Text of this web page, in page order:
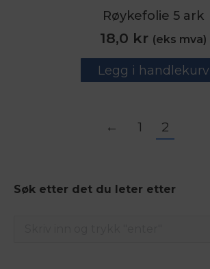
Røykefolie 5 ark
18,0 kr (eks mva)
Legg i handlekurv
← 1 2
Søk etter det du leter etter